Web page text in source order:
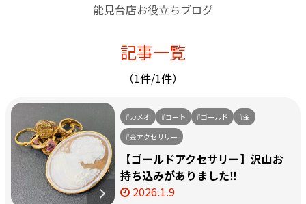
能見台店お役立ちブログ
記事一覧
（1件/1件）
#カメオ #コート #ゴールド
#金
#金アクセサリー
【ゴールドアクセサリー】沢山お
持ち込みがありました‼️
2026.1.9